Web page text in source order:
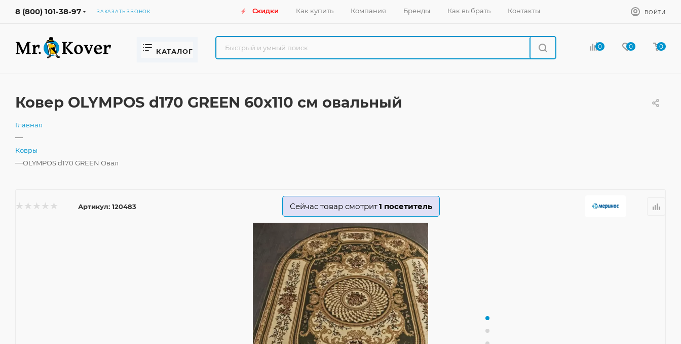
8 (800) 101-38-97 ЗАКАЗАТЬ ЗВОНОК Скидки Как купить Компания Бренды Как выбрать Контакты ВОЙТИ
КАТАЛОГ
0 0 0
Ковер OLYMPOS d170 GREEN 60x110 см овальный
Главная
—
Ковры
—OLYMPOS d170 GREEN Овал
Артикул: 120483 Сейчас товар смотрит1 посетитель